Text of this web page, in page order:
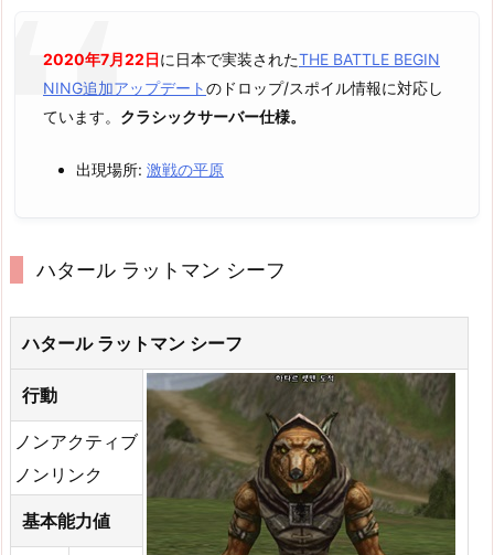
2020年7月22日に日本で実装されたTHE BATTLE BEGIN
NING追加アップデートのドロップ/スポイル情報に対応し
ています。 クラシックサーバー仕様。
出現場所: 激戦の平原
ハタール ラットマン シーフ
ハタール ラットマン シーフ
行動
ノンアクティブ
ノンリンク
基本能力値